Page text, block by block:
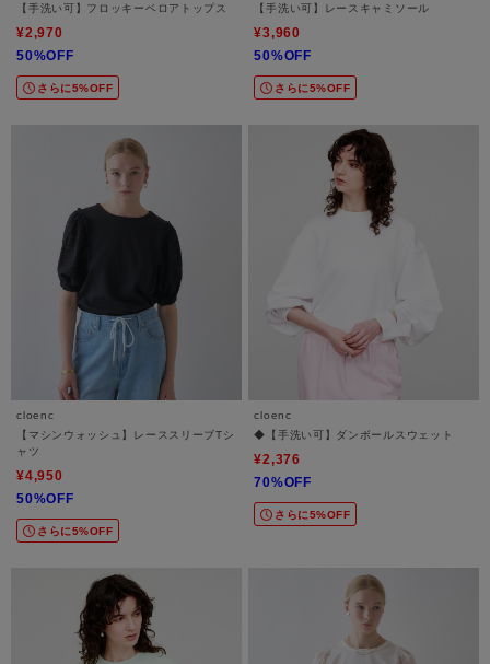
【手洗い可】フロッキーベロアトップス
¥2,970
50%OFF
さらに5%OFF
【手洗い可】レースキャミソール
¥3,960
50%OFF
さらに5%OFF
cloenc
【マシンウォッシュ】レーススリーブTシ
ャツ
¥4,950
50%OFF
さらに5%OFF
cloenc
◆【手洗い可】ダンボールスウェット
¥2,376
70%OFF
さらに5%OFF